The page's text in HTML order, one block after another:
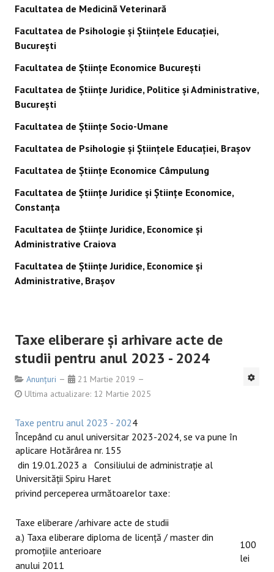
Facultatea de Medicină Veterinară
Facultatea de Psihologie și Științele Educației,
București
Facultatea de Științe Economice București
Facultatea de Științe Juridice, Politice și Administrative,
București
Facultatea de Științe Socio-Umane
Facultatea de Psihologie și Științele Educației, Brașov
Facultatea de Științe Economice Câmpulung
Facultatea de Științe Juridice și Științe Economice,
Constanța
Facultatea de Științe Juridice, Economice și
Administrative Craiova
Facultatea de Științe Juridice, Economice și
Administrative, Braşov
Taxe eliberare şi arhivare acte de
studii pentru anul 2023 - 2024
Anunțuri
21 Martie 2019
Ultima actualizare: 12 Martie 2025
Taxe pentru anul 2023 - 2024
Începând cu anul universitar 2023-2024, se va pune în
aplicare Hotărârea nr. 155
din 19.01.2023 a Consiliului de administraţie al
Universităţii Spiru Haret
privind perceperea următoarelor taxe:
Taxe eliberare /arhivare acte de studii
a.) Taxa eliberare diploma de licenţă / master din
promoţiile anterioare
100
lei
anului 2011